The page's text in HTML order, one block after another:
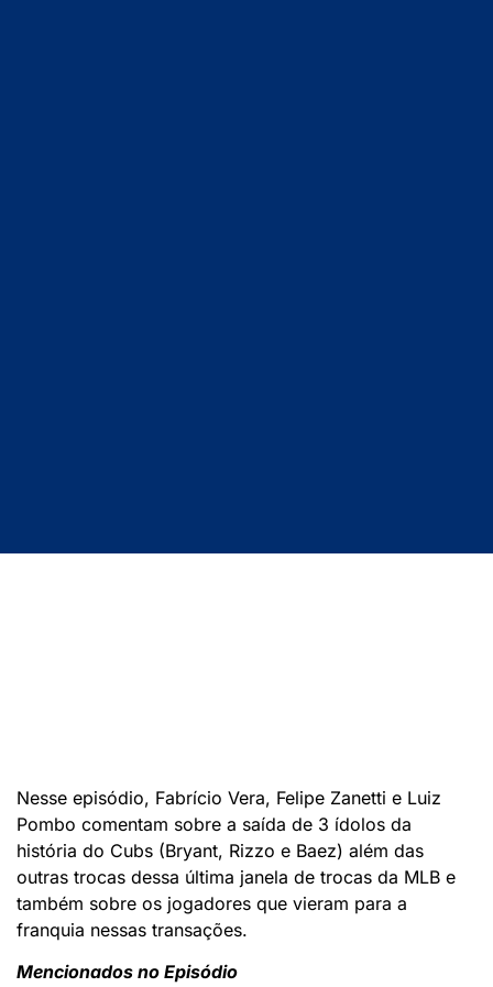
Nesse episódio, Fabrício Vera, Felipe Zanetti e Luiz
Pombo comentam sobre a saída de 3 ídolos da
história do Cubs (Bryant, Rizzo e Baez) além das
outras trocas dessa última janela de trocas da MLB e
também sobre os jogadores que vieram para a
franquia nessas transações.
Mencionados no Episódio